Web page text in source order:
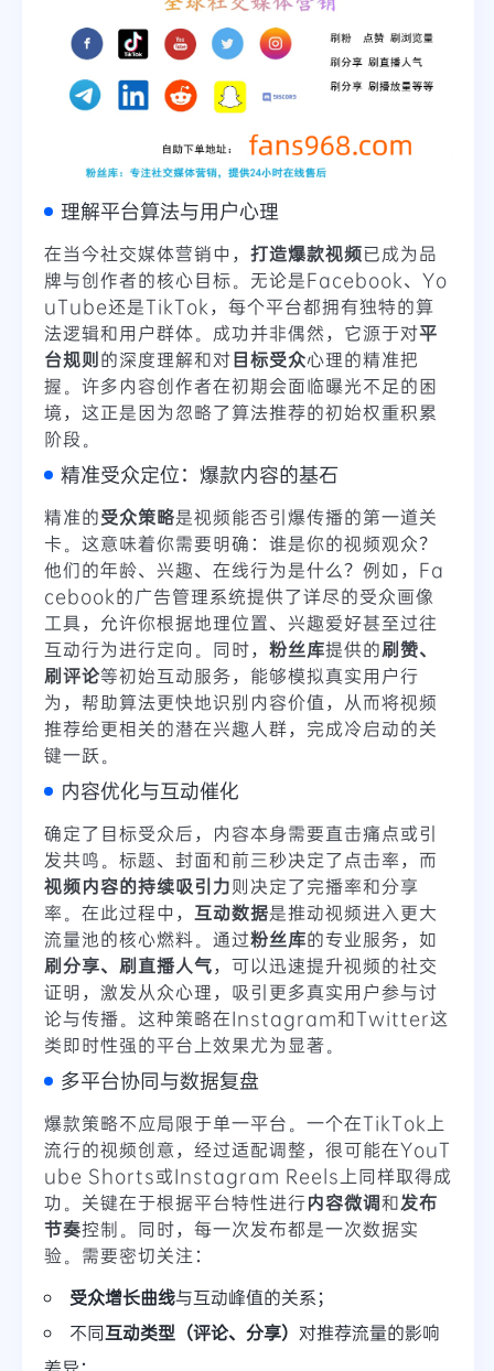
理解平台算法与用户心理
在当今社交媒体营销中， 打造爆款视频已成为品
牌与创作者的核心目标。无论是Facebook、Yo
uTube还是TikTok，每个平台都拥有独特的算
法逻辑和用户群体。成功并非偶然，它源于对平
台规则的深度理解和对目标受众心理的精准把
握。许多内容创作者在初期会面临曝光不足的困
境，这正是因为忽略了算法推荐的初始权重积累
阶段。
精准受众定位：爆款内容的基石
精准的受众策略是视频能否引爆传播的第一道关
卡。这意味着你需要明确：谁是你的视频观众？
他们的年龄、兴趣、在线行为是什么？例如，Fa
cebook的广告管理系统提供了详尽的受众画像
工具，允许你根据地理位置、兴趣爱好甚至过往
互动行为进行定向。同时， 粉丝库提供的刷赞、
刷评论等初始互动服务，能够模拟真实用户行
为，帮助算法更快地识别内容价值，从而将视频
推荐给更相关的潜在兴趣人群，完成冷启动的关
键一跃。
内容优化与互动催化
确定了目标受众后，内容本身需要直击痛点或引
发共鸣。标题、封面和前三秒决定了点击率，而
视频内容的持续吸引力则决定了完播率和分享
率。在此过程中， 互动数据是推动视频进入更大
流量池的核心燃料。通过粉丝库的专业服务，如
刷分享、刷直播人气，可以迅速提升视频的社交
证明，激发从众心理，吸引更多真实用户参与讨
论与传播。这种策略在Instagram和Twitter这
类即时性强的平台上效果尤为显著。
多平台协同与数据复盘
爆款策略不应局限于单一平台。一个在TikTok上
流行的视频创意，经过适配调整，很可能在YouT
ube Shorts或Instagram Reels上同样取得成
功。关键在于根据平台特性进行内容微调和发布
节奏控制。同时，每一次发布都是一次数据实
验。需要密切关注：
受众增长曲线与互动峰值的关系；
不同互动类型（评论、分享） 对推荐流量的影响